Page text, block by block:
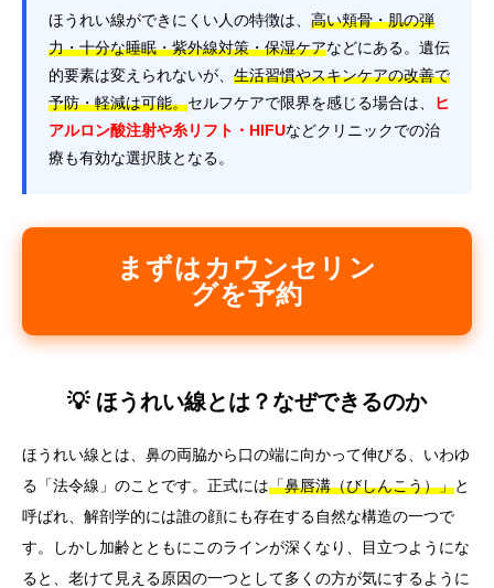
ほうれい線ができにくい人の特徴は、 高い頬骨・肌の弾
力・十分な睡眠・紫外線対策・保湿ケアなどにある。遺伝
的要素は変えられないが、 生活習慣やスキンケアの改善で
予防・軽減は可能。セルフケアで限界を感じる場合は、
ヒ
アルロン酸注射や糸リフト・HIFUなどクリニックでの治
療も有効な選択肢となる。
まずはカウンセリン
グを予約
💡 ほうれい線とは？なぜできるのか
ほうれい線とは、鼻の両脇から口の端に向かって伸びる、いわゆ
る「法令線」のことです。正式には「鼻唇溝（びしんこう）」と
呼ばれ、解剖学的には誰の顔にも存在する自然な構造の一つで
す。しかし加齢とともにこのラインが深くなり、目立つようにな
ると、老けて見える原因の一つとして多くの方が気にするように